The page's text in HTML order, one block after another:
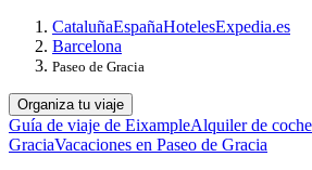
CataluñaEspañaHotelesExpedia.es
Barcelona
Paseo de Gracia
Organiza tu viaje
Guía de viaje de EixampleAlquiler de
GraciaVacaciones en Paseo de Gracia